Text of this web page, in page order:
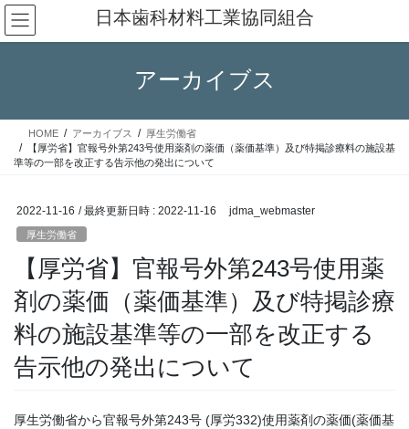
コ
ン
テ
ス
ナ
ビ
ゲ
ン
日本歯科材料工業協同組合
アーカイブス
HOME アーカイブス
厚生労働省
【厚労省】官報号外第243号使用薬剤の薬価（薬価基準）及び特掲診療料の施設基
準等の一部を改正する告示他の発出について
2022-11-16 / 最終更新日時 : 2022-11-16 jdma_webmaster
厚生労働省
【厚労省】官報号外第243号使用薬
剤の薬価（薬価基準）及び特掲診療
料の施設基準等の一部を改正する
告示他の発出について
厚生労働省から官報号外第243号 (厚労332)使用薬剤の薬価(薬価基